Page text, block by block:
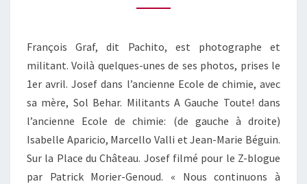
François Graf, dit Pachito, est photographe et
militant. Voilà quelques-unes de ses photos, prises le
1er avril. Josef dans l’ancienne Ecole de chimie, avec
sa mère, Sol Behar. Militants A Gauche Toute! dans
l’ancienne Ecole de chimie: (de gauche à droite)
Isabelle Aparicio, Marcello Valli et Jean-Marie Béguin.
Sur la Place du Château. Josef filmé pour le Z-blogue
par Patrick Morier-Genoud. « Nous continuons à